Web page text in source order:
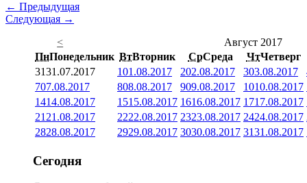
← Предыдущая
Следующая →
<
Август 2017
ПнПонедельник ВтВторник СрСреда ЧтЧетверг
3131.07.2017 101.08.2017 202.08.2017 303.08.2017
707.08.2017 808.08.2017 909.08.2017 1010.08.2017
1414.08.2017 1515.08.2017 1616.08.2017 1717.08.2017
21 21.08.2017 2222.08.2017 2323.08.2017 2424.08.2017
2828.08.2017 2929.08.2017 3030.08.2017 3131.08.2017
Сегодня